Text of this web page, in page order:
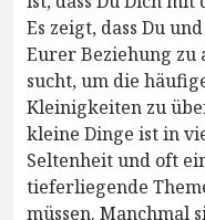
Es zeigt, dass Du
Eurer Beziehung zu
sucht, um die
Kleinigkeiten zu
kleine Dinge ist in
Seltenheit und oft
tieferliegende
müssen. Manchmal